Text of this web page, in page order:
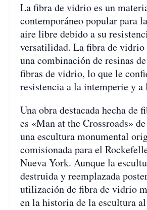
La fibra de vidrio es un
contemporáneo popular para
aire libre debido a su
versatilidad. La fibra de vidrio
una combinación de resinas
fibras de vidrio, lo que le
resistencia a la intemperie y a
Una obra destacada hecha de
es «Man at the Crossroads»
una escultura monumental
comisionada para el
Nueva York. Aunque la
destruida y reemplazada
utilización de fibra de vidrio
en la historia de la escultura